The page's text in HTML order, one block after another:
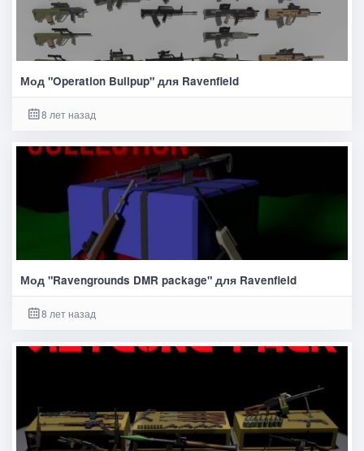
Мод "Operation Bullpup" для Ravenfield
8 лет назад
Мод "Ravengrounds DMR package" для Ravenfield
8 лет назад